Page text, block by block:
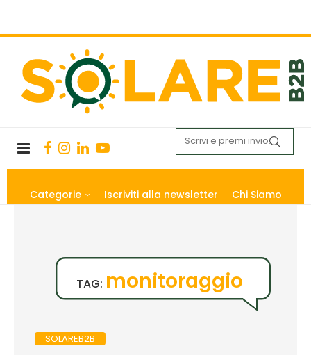
Categorie Iscriviti alla newsletter Chi Siamo
TAG: monitoraggio
SOLAREB2B